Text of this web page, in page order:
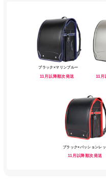
ブラック×マリンブルー
11月以降順次発送 11月
ブラック×パッションレ
11月以降順次発送